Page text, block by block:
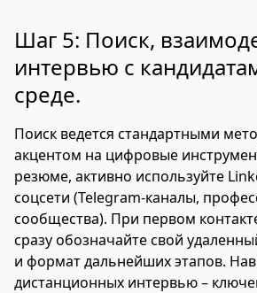
Шаг 5: Поиск,
интервью с
среде.
Поиск ведется стандартными
акцентом на цифровые
резюме, активно используйте
соцсети (Telegram-каналы,
сообщества). При первом
сразу обозначайте свой
и формат дальнейших этапов.
дистанционных интервью –